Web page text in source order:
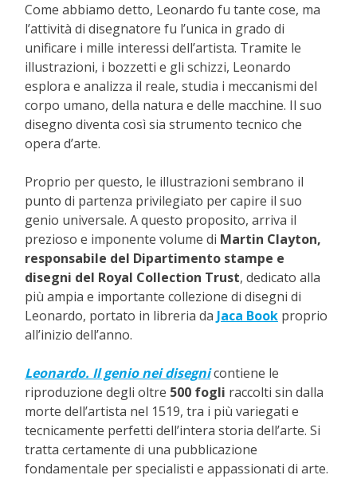
Come abbiamo detto, Leonardo fu tante cose, ma
l’attività di disegnatore fu l’unica in grado di
unificare i mille interessi dell’artista. Tramite le
illustrazioni, i bozzetti e gli schizzi, Leonardo
esplora e analizza il reale, studia i meccanismi del
corpo umano, della natura e delle macchine. Il suo
disegno diventa così sia strumento tecnico che
opera d’arte.
Proprio per questo, le illustrazioni sembrano il
punto di partenza privilegiato per capire il suo
genio universale. A questo proposito, arriva il
prezioso e imponente volume di Martin Clayton,
responsabile del Dipartimento stampe e
disegni del Royal Collection Trust, dedicato alla
più ampia e importante collezione di disegni di
Leonardo, portato in libreria da Jaca Book proprio
all’inizio dell’anno.
Leonardo. Il genio nei disegnicontiene le
riproduzione degli oltre 500 fogli raccolti sin dalla
morte dell’artista nel 1519, tra i più variegati e
tecnicamente perfetti dell’intera storia dell’arte. Si
tratta certamente di una pubblicazione
fondamentale per specialisti e appassionati di arte.